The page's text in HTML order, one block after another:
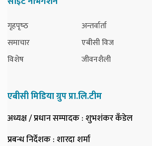
गृहपृष्‍ठ
समाचार
विशेष
अन्तर्वार्ता
एबीसी विज
जीवनशैली
एबीसी मिडिया ग्रुप प्रा.लि.टीम
अध्यक्ष / प्रधान सम्पादक: शुभशंकर कँडेल
प्रबन्ध निर्देशक: शारदा शर्मा